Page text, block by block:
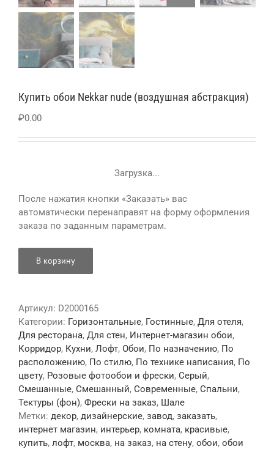
Купить обои Nekkar nude (воздушная абстракция)
₽0.00
Загрузка...
После нажатия кнопки «Заказать» вас
автоматически перенаправят на форму оформления
заказа по заданным параметрам.
В корзину
Артикул: D2000165
Категории: Горизонтальные, Гостинные, Для отеля,
Для ресторана, Для стен, Интернет-магазин обои,
Корридор, Кухни, Лофт, Обои, По назначению, По
расположению, По стилю, По технике написания, По
цвету, Розовые фотообои и фрески, Серый,
Смешанные, Смешанный, Современные, Спальни,
Тектуры (фон), Фрески на заказ, Шале
Метки: декор, дизайнерские, завод, заказать,
интернет магазин, интерьер, комната, красивые,
купить, лофт, москва, на заказ, на стену, обои, обои